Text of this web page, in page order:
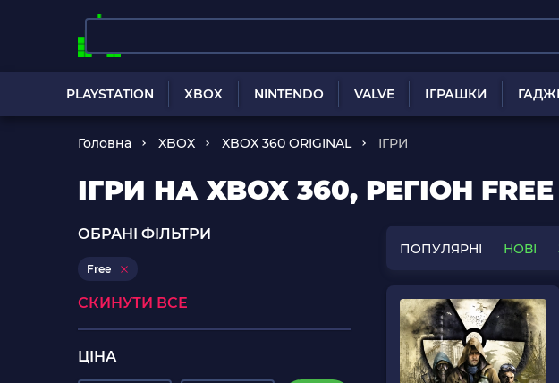
PLAYSTATION XBOX NINTENDO VALVE ІГРАШКИ
Головна XBOX XBOX 360 ORIGINAL ІГРИ
ІГРИ НА XBOX 360, РЕГІОН FREE
ОБРАНІ ФІЛЬТРИ
Free
СКИНУТИ ВСЕ
ЦІНА
ПОПУЛЯРНІ НОВІ